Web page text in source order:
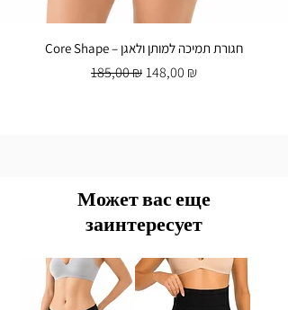
Core Shape – חגורת תמיכה למותן ולאגן
Обычная цена
185,00 ₪ Цена со скидкой
148,00 ₪
Может вас еще
заинтересует